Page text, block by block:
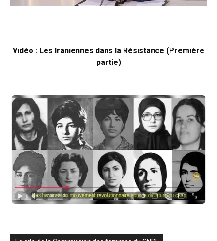
Vidéo : Les Iraniennes dans la Résistance (Première
partie)